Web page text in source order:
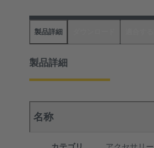
製品詳細
製品詳細
名称